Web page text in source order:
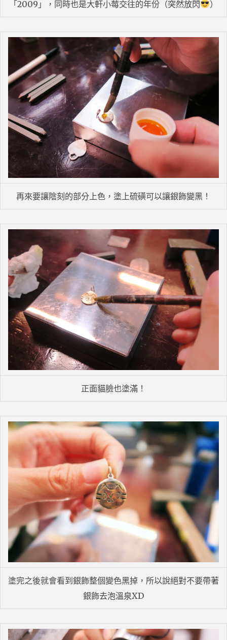
「2009」，同時也是大軒小莓交往的年份（突然放閃 ）
再來要讓陰刻的部分上色，塗上硫磺可以讓銀飾變黑！
正面貓臉也塗滿！
塗完之後就會看到銀飾整個變色黑掉，所以說絕對不要帶著
銀飾去泡溫泉XD